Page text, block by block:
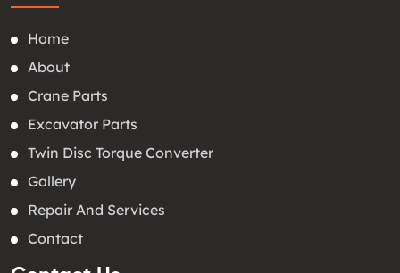
Home
About
Crane Parts
Excavator Parts
Twin Disc Torque Converter
Gallery
Repair And Services
Contact